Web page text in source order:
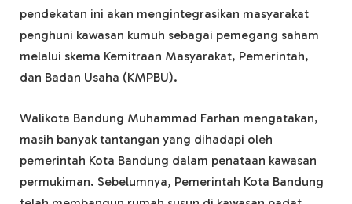
pendekatan ini akan mengintegrasikan masyarakat
penghuni kawasan kumuh sebagai pemegang saham
melalui skema Kemitraan Masyarakat, Pemerintah,
dan Badan Usaha (KMPBU).
Walikota Bandung Muhammad Farhan mengatakan,
masih banyak tantangan yang dihadapi oleh
pemerintah Kota Bandung dalam penataan kawasan
permukiman. Sebelumnya, Pemerintah Kota Bandung